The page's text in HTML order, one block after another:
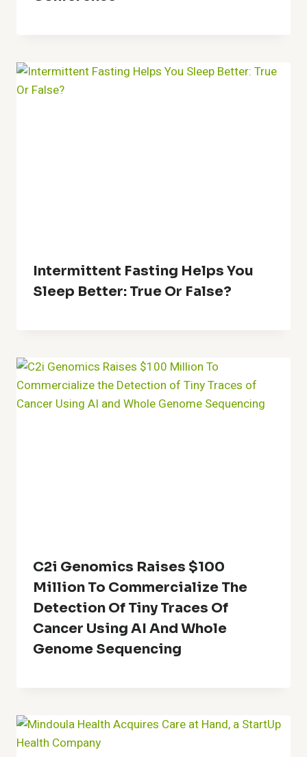
Intermittent Fasting Helps You
Sleep Better: True Or False?
C2i Genomics Raises $100
Million To Commercialize The
Detection Of Tiny Traces Of
Cancer Using AI And Whole
Genome Sequencing